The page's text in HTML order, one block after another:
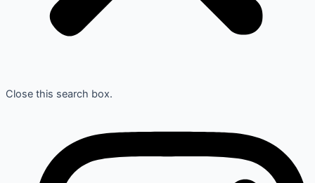
Close this search box.